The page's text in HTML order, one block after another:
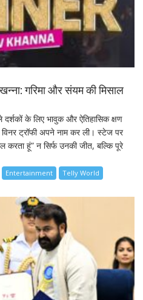
गरिमा और संयम की मिसाल
दर्शकों के लिए भावुक और ऐतिहासिक क्षण
ट्रॉफी अपने नाम कर ली। स्टेज पर
करता हूं” न सिर्फ उनकी जीत, बल्कि पूरे
Entertainment Telly World